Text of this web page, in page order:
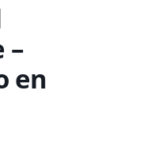
–
en